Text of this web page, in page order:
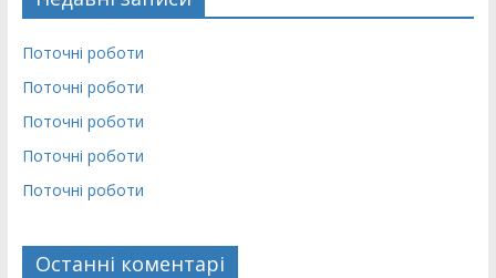
Поточні роботи
Поточні роботи
Поточні роботи
Поточні роботи
Поточні роботи
Останні коментарі